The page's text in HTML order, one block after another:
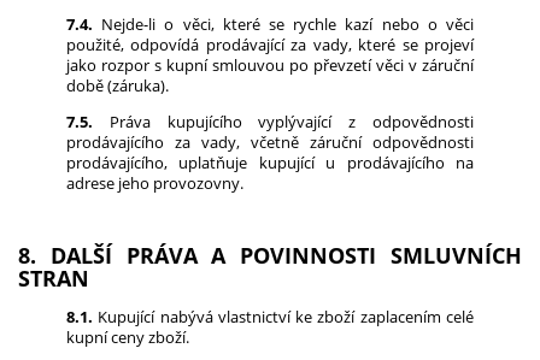
7.4. Nejde-li o věci, které se rychle kazí nebo o věci
použité, odpovídá prodávající za vady, které se projeví
jako rozpor s kupní smlouvou po převzetí věci v záruční
době (záruka).
7.5. Práva kupujícího vyplývající z odpovědnosti
prodávajícího za vady, včetně záruční odpovědnosti
prodávajícího, uplatňuje kupující u prodávajícího na
adrese jeho provozovny.
8. DALŠÍ PRÁVA A POVINNOSTI SMLUVNÍCH
STRAN
8.1. Kupující nabývá vlastnictví ke zboží zaplacením celé
kupní ceny zboží.